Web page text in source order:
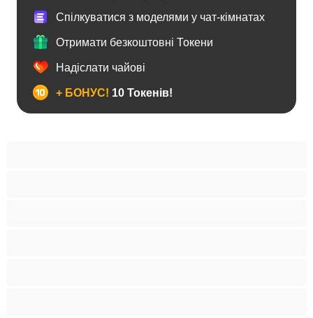
Спілкуватися з моделями у чат-кімнатах
Отримати безкоштовні Токени
Надіслати чайові
+ БОНУС! 10 Токенів!